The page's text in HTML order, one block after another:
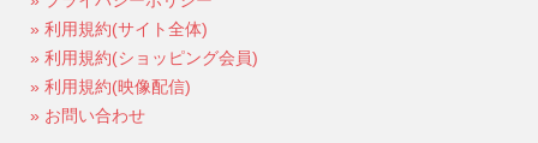
» 利用規約(サイト全体)
» 利用規約(ショッピング会員)
» 利用規約(映像配信)
» お問い合わせ